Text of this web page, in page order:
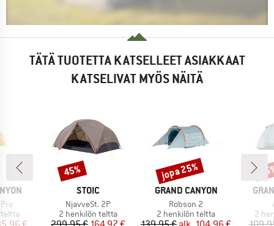
TÄTÄ TUOTETTA KATSELLEET ASIAKKAAT
KATSELIVAT MYÖS NÄITÄ
MERKKI
STOIC
Tuote
NjavveSt. 2P
Tuoteryhmä
2 henkilön teltta
Alennus
45%
MERKKI
GRAND CANYON
Tuote
Robson 2
Tuoteryhmä
2 henkilön teltta
Alennus
jopa 25%
2